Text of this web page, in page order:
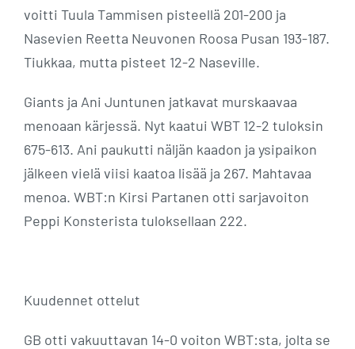
voitti Tuula Tammisen pisteellä 201-200 ja
Nasevien Reetta Neuvonen Roosa Pusan 193-187.
Tiukkaa, mutta pisteet 12-2 Naseville.
Giants ja Ani Juntunen jatkavat murskaavaa
menoaan kärjessä. Nyt kaatui WBT 12-2 tuloksin
675-613. Ani paukutti näljän kaadon ja ysipaikon
jälkeen vielä viisi kaatoa lisää ja 267. Mahtavaa
menoa. WBT:n Kirsi Partanen otti sarjavoiton
Peppi Konsterista tuloksellaan 222.
Kuudennet ottelut
GB otti vakuuttavan 14-0 voiton WBT:sta, jolta se